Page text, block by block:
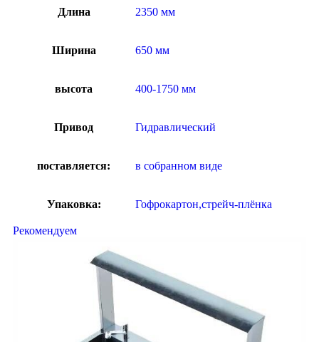
Длина 2350 мм
Ширина 650 мм
высота 400-1750 мм
Привод Гидравлический
поставляется: в собранном виде
Упаковка: Гофрокартон,стрейч-плёнка
Рекомендуем